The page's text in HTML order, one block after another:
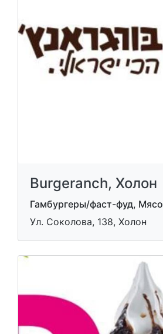
Burgeranch, Холон
Гамбургеры/фаст-фуд, Мясо
Ул. Соколова, 138, Холон